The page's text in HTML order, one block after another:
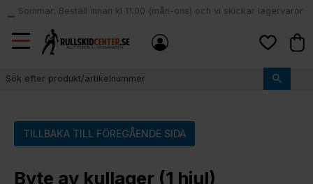
Meny
local_shipping
Sommar: Beställ innan kl 11:00 (mån-ons) och vi skickar lagervaror
samma dag
TILLBAKA TILL FÖREGÅENDE SIDA
Byte av kullager (1 hjul)